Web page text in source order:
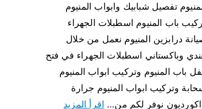
تفصيل شبابيك وابواب المنيوم
باب المنيوم اسطبلات الجهراء
درابزين المنيوم نعمل من خلال
وباكستاني اسطبلات الجهراء في فتح
باب المنيوم وتركيب ابواب المنيوم
وتركيب ابواب المنيوم جرارة
نوفر لكم من… اقرأ المزيد